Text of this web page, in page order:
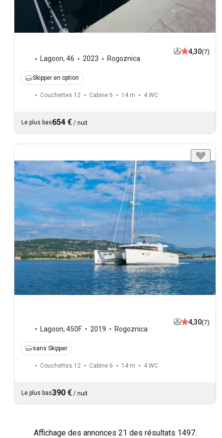
Lagoon, 46 2023 Rogoznica
4,30(7)
Skipper en option
Couchettes 12 Cabine 6 14 m 4 WC
Le plus bas654 € / nuit
Lagoon, 450F 2019 Rogoznica
4,30(7)
sans Skipper
Couchettes 12 Cabine 6 14 m 4 WC
Le plus bas390 € / nuit
Affichage des annonces 21 des résultats 1497.